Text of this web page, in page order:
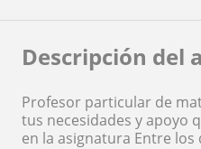
Descripción del
Profesor particular de
tus necesidades y apoyo
en la asignatura Entre